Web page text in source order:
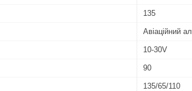
135
Авіаційний
10-30V
90
135/65/110